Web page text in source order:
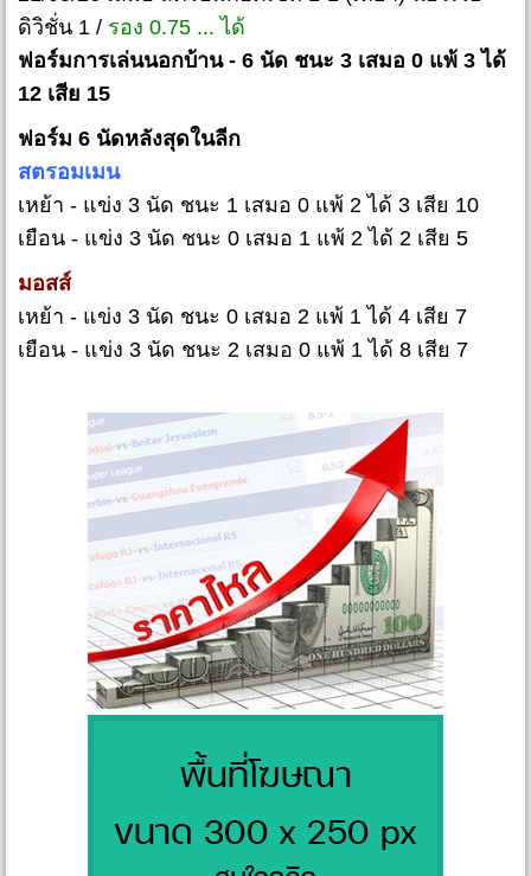
ดิวิชั่น 1 / รอง 0.75 ... ได้
ฟอร์มการเล่นนอกบ้าน - 6 นัด ชนะ 3 เสมอ 0 แพ้ 3 ได้
12 เสีย 15
ฟอร์ม 6 นัดหลังสุดในลีก
สตรอมเมน
เหย้า - แข่ง 3 นัด ชนะ 1 เสมอ 0 แพ้ 2 ได้ 3 เสีย 10
เยือน - แข่ง 3 นัด ชนะ 0 เสมอ 1 แพ้ 2 ได้ 2 เสีย 5
มอสส์
เหย้า - แข่ง 3 นัด ชนะ 0 เสมอ 2 แพ้ 1 ได้ 4 เสีย 7
เยือน - แข่ง 3 นัด ชนะ 2 เสมอ 0 แพ้ 1 ได้ 8 เสีย 7